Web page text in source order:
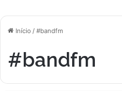
Início /#bandfm
#bandfm